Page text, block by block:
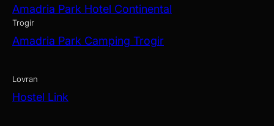
Amadria Park Hotel Continental
Trogir
Amadria Park Camping Trogir
Lovran
Hostel Link